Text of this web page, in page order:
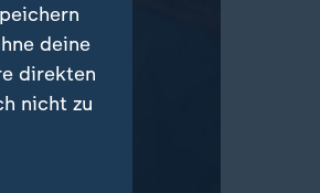
deine
direkten
nicht zu